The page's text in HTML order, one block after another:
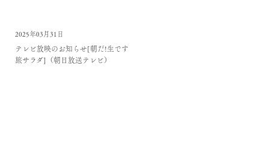
2025年03月31日
テレビ放映のお知らせ[朝だ!生です
旅サラダ]（朝日放送テレビ）